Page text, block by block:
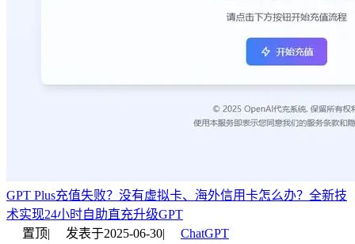
GPT Plus充值失败？没有虚拟卡、海外信用卡怎么办？全新技
术实现24小时自助直充升级GPT
置顶| 发表于2025-06-30|
ChatGPT